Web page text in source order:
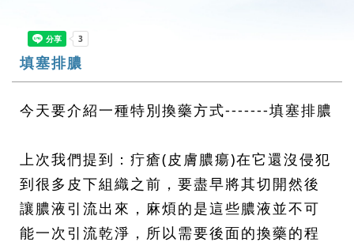
填塞排膿
今天要介紹一種特別換藥方式-------填塞排膿
上次我們提到：疔瘡(皮膚膿瘍)在它還沒侵犯
到很多皮下組織之前，要盡早將其切開然後
讓膿液引流出來，麻煩的是這些膿液並不可
能一次引流乾淨，所以需要後面的換藥的程